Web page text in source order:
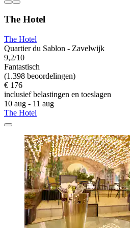
The Hotel
The Hotel
Quartier du Sablon - Zavelwijk
9,2/10
Fantastisch
(1.398 beoordelingen)
€ 176
inclusief belastingen en toeslagen
10 aug - 11 aug
The Hotel